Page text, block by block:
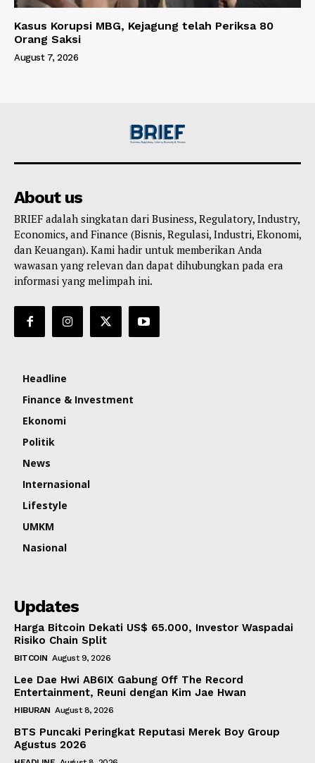
Kasus Korupsi MBG, Kejagung telah Periksa 80
Orang Saksi
August 7, 2026
About us
BRIEF adalah singkatan dari Business, Regulatory, Industry,
Economics, and Finance (Bisnis, Regulasi, Industri, Ekonomi,
dan Keuangan). Kami hadir untuk memberikan Anda
wawasan yang relevan dan dapat dihubungkan pada era
informasi yang melimpah ini.
Headline
Finance & Investment
Ekonomi
Politik
News
Internasional
Lifestyle
UMKM
Nasional
Updates
Harga Bitcoin Dekati US$ 65.000, Investor Waspadai
Risiko Chain Split
BITCOIN August 9, 2026
Lee Dae Hwi AB6IX Gabung Off The Record
Entertainment, Reuni dengan Kim Jae Hwan
HIBURAN August 8, 2026
BTS Puncaki Peringkat Reputasi Merek Boy Group
Agustus 2026